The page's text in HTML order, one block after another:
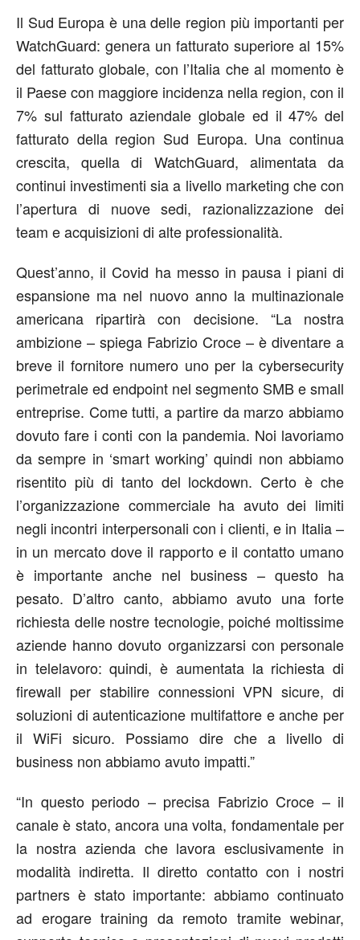
Il Sud Europa è una delle region più importanti per
WatchGuard: genera un fatturato superiore al 15%
del fatturato globale, con l’Italia che al momento è
il Paese con maggiore incidenza nella region, con il
7% sul fatturato aziendale globale ed il 47% del
fatturato della region Sud Europa. Una continua
crescita, quella di WatchGuard, alimentata da
continui investimenti sia a livello marketing che con
l’apertura di nuove sedi, razionalizzazione dei
team e acquisizioni di alte professionalità.
Quest’anno, il Covid ha messo in pausa i piani di
espansione ma nel nuovo anno la multinazionale
americana ripartirà con decisione. “La nostra
ambizione – spiega Fabrizio Croce – è diventare a
breve il fornitore numero uno per la cybersecurity
perimetrale ed endpoint nel segmento SMB e small
entreprise. Come tutti, a partire da marzo abbiamo
dovuto fare i conti con la pandemia. Noi lavoriamo
da sempre in ‘smart working’ quindi non abbiamo
risentito più di tanto del lockdown. Certo è che
l’organizzazione commerciale ha avuto dei limiti
negli incontri interpersonali con i clienti, e in Italia –
in un mercato dove il rapporto e il contatto umano
è importante anche nel business – questo ha
pesato. D’altro canto, abbiamo avuto una forte
richiesta delle nostre tecnologie, poiché moltissime
aziende hanno dovuto organizzarsi con personale
in telelavoro: quindi, è aumentata la richiesta di
firewall per stabilire connessioni VPN sicure, di
soluzioni di autenticazione multifattore e anche per
il WiFi sicuro. Possiamo dire che a livello di
business non abbiamo avuto impatti.”
“In questo periodo – precisa Fabrizio Croce – il
canale è stato, ancora una volta, fondamentale per
la nostra azienda che lavora esclusivamente in
modalità indiretta. Il diretto contatto con i nostri
partners è stato importante: abbiamo continuato
ad erogare training da remoto tramite webinar,